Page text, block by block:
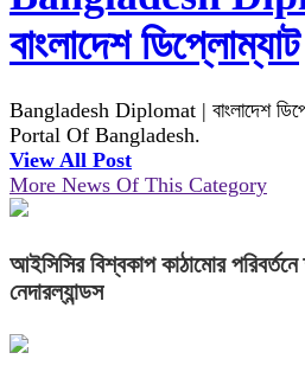
বাংলাদেশ ডিপ্লোম্যাট
Bangladesh Diplomat | বাংলাদেশ
Portal Of Bangladesh.
View All Post
More News Of This Category
আইসিসির বিশ্বকাপ কাঠামোর
নেদারল্যান্ডস